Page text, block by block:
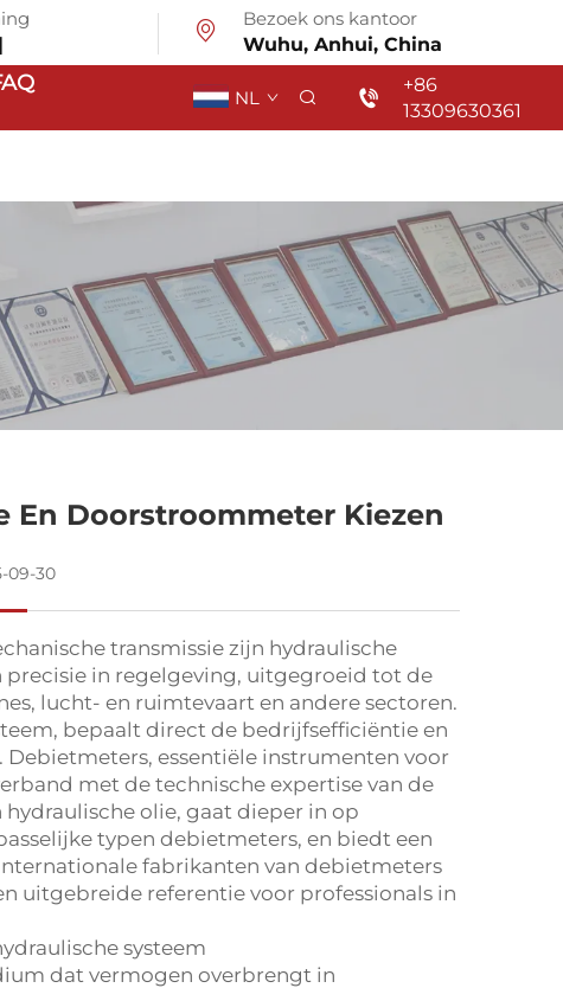
Bezoek ons kantoor
Wuhu, Anhui, China
NL
+86
13309630361
En Doorstroommeter Kiezen
09-30
transmissie zijn hydraulische
in regelgeving, uitgegroeid tot de
lucht- en ruimtevaart en andere sectoren.
bepaalt direct de bedrijfsefficiëntie en
essentiële instrumenten voor
met de technische expertise van de
olie, gaat dieper in op
typen debietmeters, en biedt een
fabrikanten van debietmeters
uitgebreide referentie voor professionals in
systeem
dat vermogen overbrengt in